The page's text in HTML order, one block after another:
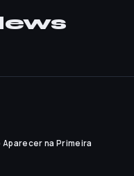
na Primeira